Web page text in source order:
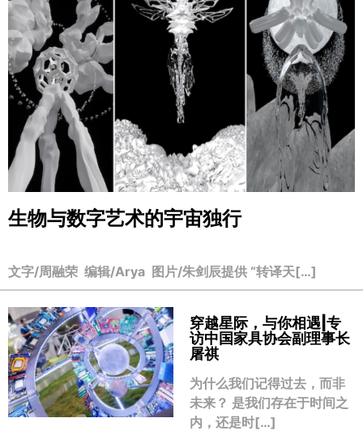
生物与数字艺术的宇宙独行
文字/周融荣 编辑/Arya 图片/朱剑辰提供 “转译天[…]
穿越星际，与你相遇|专
访中国家具协会副理事长
屠祺
为什么我们记得过去，而非
未来？ 是我们存在于时间之
内，还是时[…]